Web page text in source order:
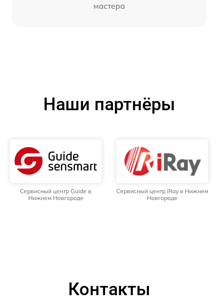
мастера
Наши партнёры
Сервисный центр Guide в
Нижнем Новгороде
Сервисный центр iRay в Нижнем
Новгороде
Контакты